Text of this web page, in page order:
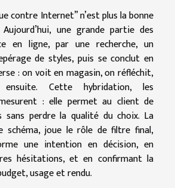
contre Internet” n’est plus la bonne
une grande partie des
en ligne, par une recherche, un
de styles, puis se conclut en
: on voit en magasin, on réfléchit,
Cette hybridation, les
: elle permet au client de
sans perdre la qualité du choix. La
schéma, joue le rôle de filtre final,
une intention en décision, en
hésitations, et en confirmant la
usage et rendu.